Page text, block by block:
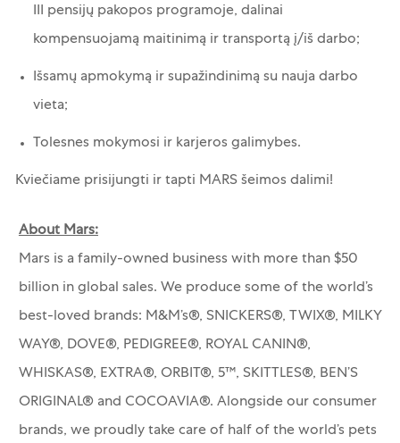
III pensijų pakopos programoje, dalinai
kompensuojamą maitinimą ir transportą į/iš darbo;
Išsamų apmokymą ir supažindinimą su nauja darbo
vieta;
Tolesnes mokymosi ir karjeros galimybes.
Kviečiame prisijungti ir tapti MARS šeimos dalimi!
About Mars:
Mars is a family-owned business with more than $50
billion in global sales. We produce some of the world’s
best-loved brands: M&M’s®, SNICKERS®, TWIX®, MILKY
WAY®, DOVE®, PEDIGREE®, ROYAL CANIN®,
WHISKAS®, EXTRA®, ORBIT®, 5™, SKITTLES®, BEN’S
ORIGINAL® and COCOAVIA®. Alongside our consumer
brands, we proudly take care of half of the world’s pets